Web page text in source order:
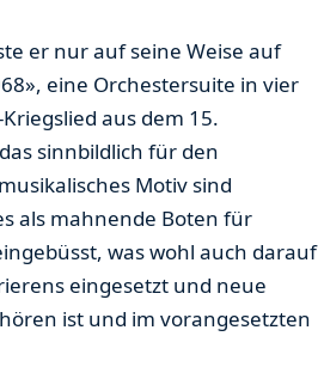
er nur auf seine Weise auf
eine Orchestersuite in vier
aus dem 15.
sinnbildlich für den
Motiv sind
als mahnende Boten für
was wohl auch darauf
eingesetzt und neue
ist und im vorangesetzten